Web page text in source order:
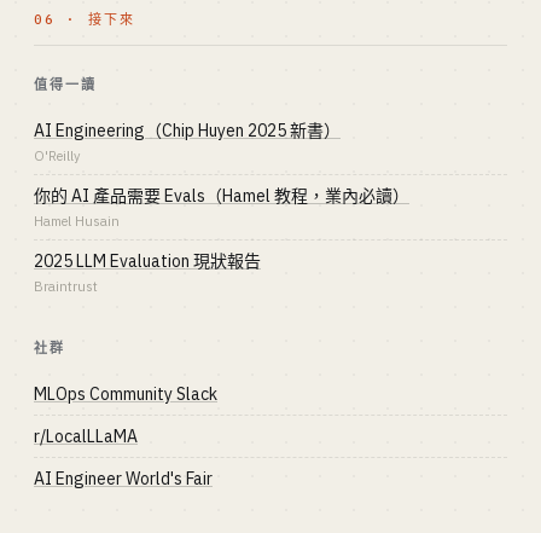
06 · 接下來
值得一讀
AI Engineering（Chip Huyen 2025 新書）
O'Reilly
你的 AI 產品需要 Evals（Hamel 教程，業內必讀）
Hamel Husain
2025 LLM Evaluation 現狀報告
Braintrust
社群
MLOps Community Slack
r/LocalLLaMA
AI Engineer World's Fair